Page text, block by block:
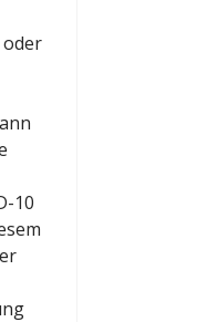
10